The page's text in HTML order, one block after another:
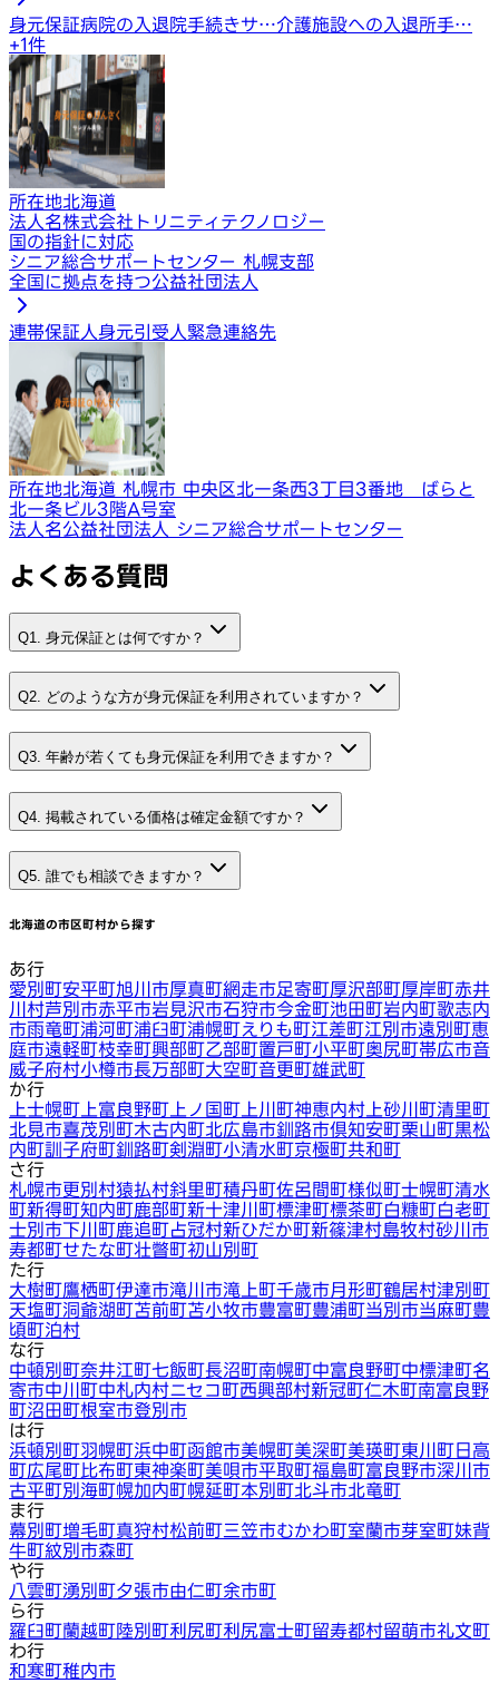
身元保証病院の入退院手続きサ…介護施設への入退所手…
+1件
所在地北海道
法人名株式会社トリニティテクノロジー
国の指針に対応
シニア総合サポートセンター 札幌支部
全国に拠点を持つ公益社団法人
連帯保証人身元引受人緊急連絡先
所在地北海道 札幌市 中央区北一条西3丁目3番地 ばらと
北一条ビル3階A号室
法人名公益社団法人 シニア総合サポートセンター
よくある質問
Q1. 身元保証とは何ですか？
Q2. どのような方が身元保証を利用されていますか？
Q3. 年齢が若くても身元保証を利用できますか？
Q4. 掲載されている価格は確定金額ですか？
Q5. 誰でも相談できますか？
北海道の市区町村から探す
あ行
愛別町安平町旭川市厚真町網走市足寄町厚沢部町厚岸町赤井
川村芦別市赤平市岩見沢市石狩市今金町池田町岩内町歌志内
市雨竜町浦河町浦臼町浦幌町えりも町江差町江別市遠別町恵
庭市遠軽町枝幸町興部町乙部町置戸町小平町奥尻町帯広市音
威子府村小樽市長万部町大空町音更町雄武町
か行
上士幌町 上富良野町 上ノ国町 上川町神恵内村 上砂川町清里町
北見市喜茂別町木古内町北広島市釧路市倶知安町栗山町黒松
内町訓子府町釧路町剣淵町小清水町京極町共和町
さ行
札幌市更別村猿払村斜里町積丹町佐呂間町様似町士幌町清水
町新得町知内町鹿部町新十津川町標津町標茶町白糠町白老町
士別市下川町鹿追町占冠村新ひだか町新篠津村島牧村砂川市
寿都町せたな町壮瞥町初山別町
た行
大樹町鷹栖町伊達市滝川市滝上町千歳市月形町鶴居村津別町
天塩町洞爺湖町苫前町苫小牧市豊富町豊浦町当別市当麻町豊
頃町泊村
な行
中頓別町奈井江町七飯町長沼町南幌町中富良野町中標津町名
寄市中川町中札内村ニセコ町西興部村新冠町仁木町南富良野
町沼田町根室市登別市
は行
浜頓別町羽幌町浜中町函館市美幌町美深町美瑛町東川町日高
町広尾町比布町東神楽町美唄市平取町福島町富良野市深川市
古平町別海町幌加内町幌延町本別町北斗市北竜町
ま行
幕別町増毛町真狩村松前町三笠市むかわ町室蘭市芽室町妹背
牛町紋別市森町
や行
八雲町湧別町夕張市由仁町余市町
ら行
羅臼町蘭越町陸別町利尻町利尻富士町留寿都村留萌市礼文町
わ行
和寒町稚内市